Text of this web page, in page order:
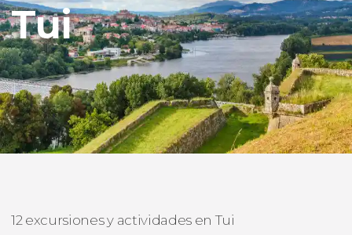
Tui
12 excursiones y actividades en Tui